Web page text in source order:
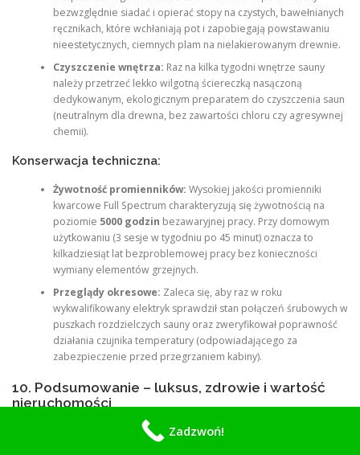
bezwzględnie siadać i opierać stopy na czystych, bawełnianych
ręcznikach, które wchłaniają pot i zapobiegają powstawaniu
nieestetycznych, ciemnych plam na nielakierowanym drewnie.
Czyszczenie wnętrza: Raz na kilka tygodni wnętrze sauny
należy przetrzeć lekko wilgotną ściereczką nasączoną
dedykowanym, ekologicznym preparatem do czyszczenia saun
(neutralnym dla drewna, bez zawartości chloru czy agresywnej
chemii).
Konserwacja techniczna:
Żywotność promienników: Wysokiej jakości promienniki
kwarcowe Full Spectrum charakteryzują się żywotnością na
poziomie 5000 godzin bezawaryjnej pracy. Przy domowym
użytkowaniu (3 sesje w tygodniu po 45 minut) oznacza to
kilkadziesiąt lat bezproblemowej pracy bez konieczności
wymiany elementów grzejnych.
Przeglądy okresowe: Zaleca się, aby raz w roku
wykwalifikowany elektryk sprawdził stan połączeń śrubowych w
puszkach rozdzielczych sauny oraz zweryfikował poprawność
działania czujnika temperatury (odpowiadającego za
zabezpieczenie przed przegrzaniem kabiny).
10. Podsumowanie – luksus, zdrowie i wartość
nieruchomości
Inwestycja w nowoczesną saunę infrared we Wrocławiu to decyzja, która
przynosi korzyści na wielu płaszczyznach. Z medycznego punktu
Zadzwoń!